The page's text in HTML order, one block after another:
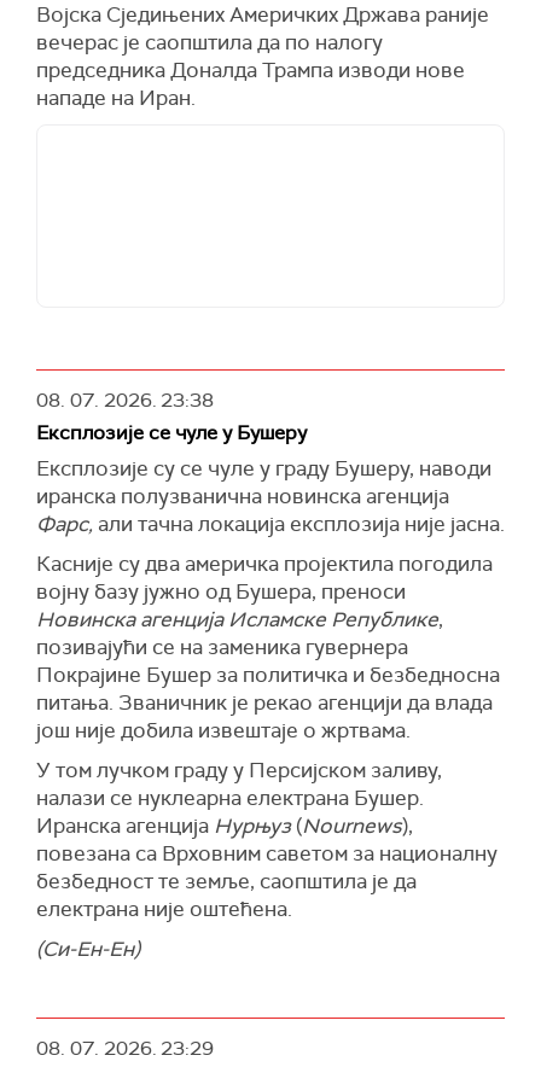
Војска Сједињених Америчких Држава раније
вечерас је саопштила да по налогу
председника Доналда Трампа изводи нове
нападе на Иран.
08. 07. 2026.23:38
Експлозије се чуле у Бушеру
Експлозије су се чуле у граду Бушеру, наводи
иранска полузванична новинска агенција
Фарс, али тачна локација експлозија није јасна.
Касније су два америчка пројектила погодила
војну базу јужно од Бушера, преноси
Новинска агенција Исламске Републике,
позивајући се на заменика гувернера
Покрајине Бушер за политичка и безбедносна
питања. Званичник је рекао агенцији да влада
још није добила извештаје о жртвама.
У том лучком граду у Персијском заливу,
налази се нуклеарна електрана Бушер.
Иранска агенција Нурњуз(Nournews),
повезана са Врховним саветом за националну
безбедност те земље, саопштила је да
електрана није оштећена.
(Си-Ен-Ен)
08. 07. 2026.23:29